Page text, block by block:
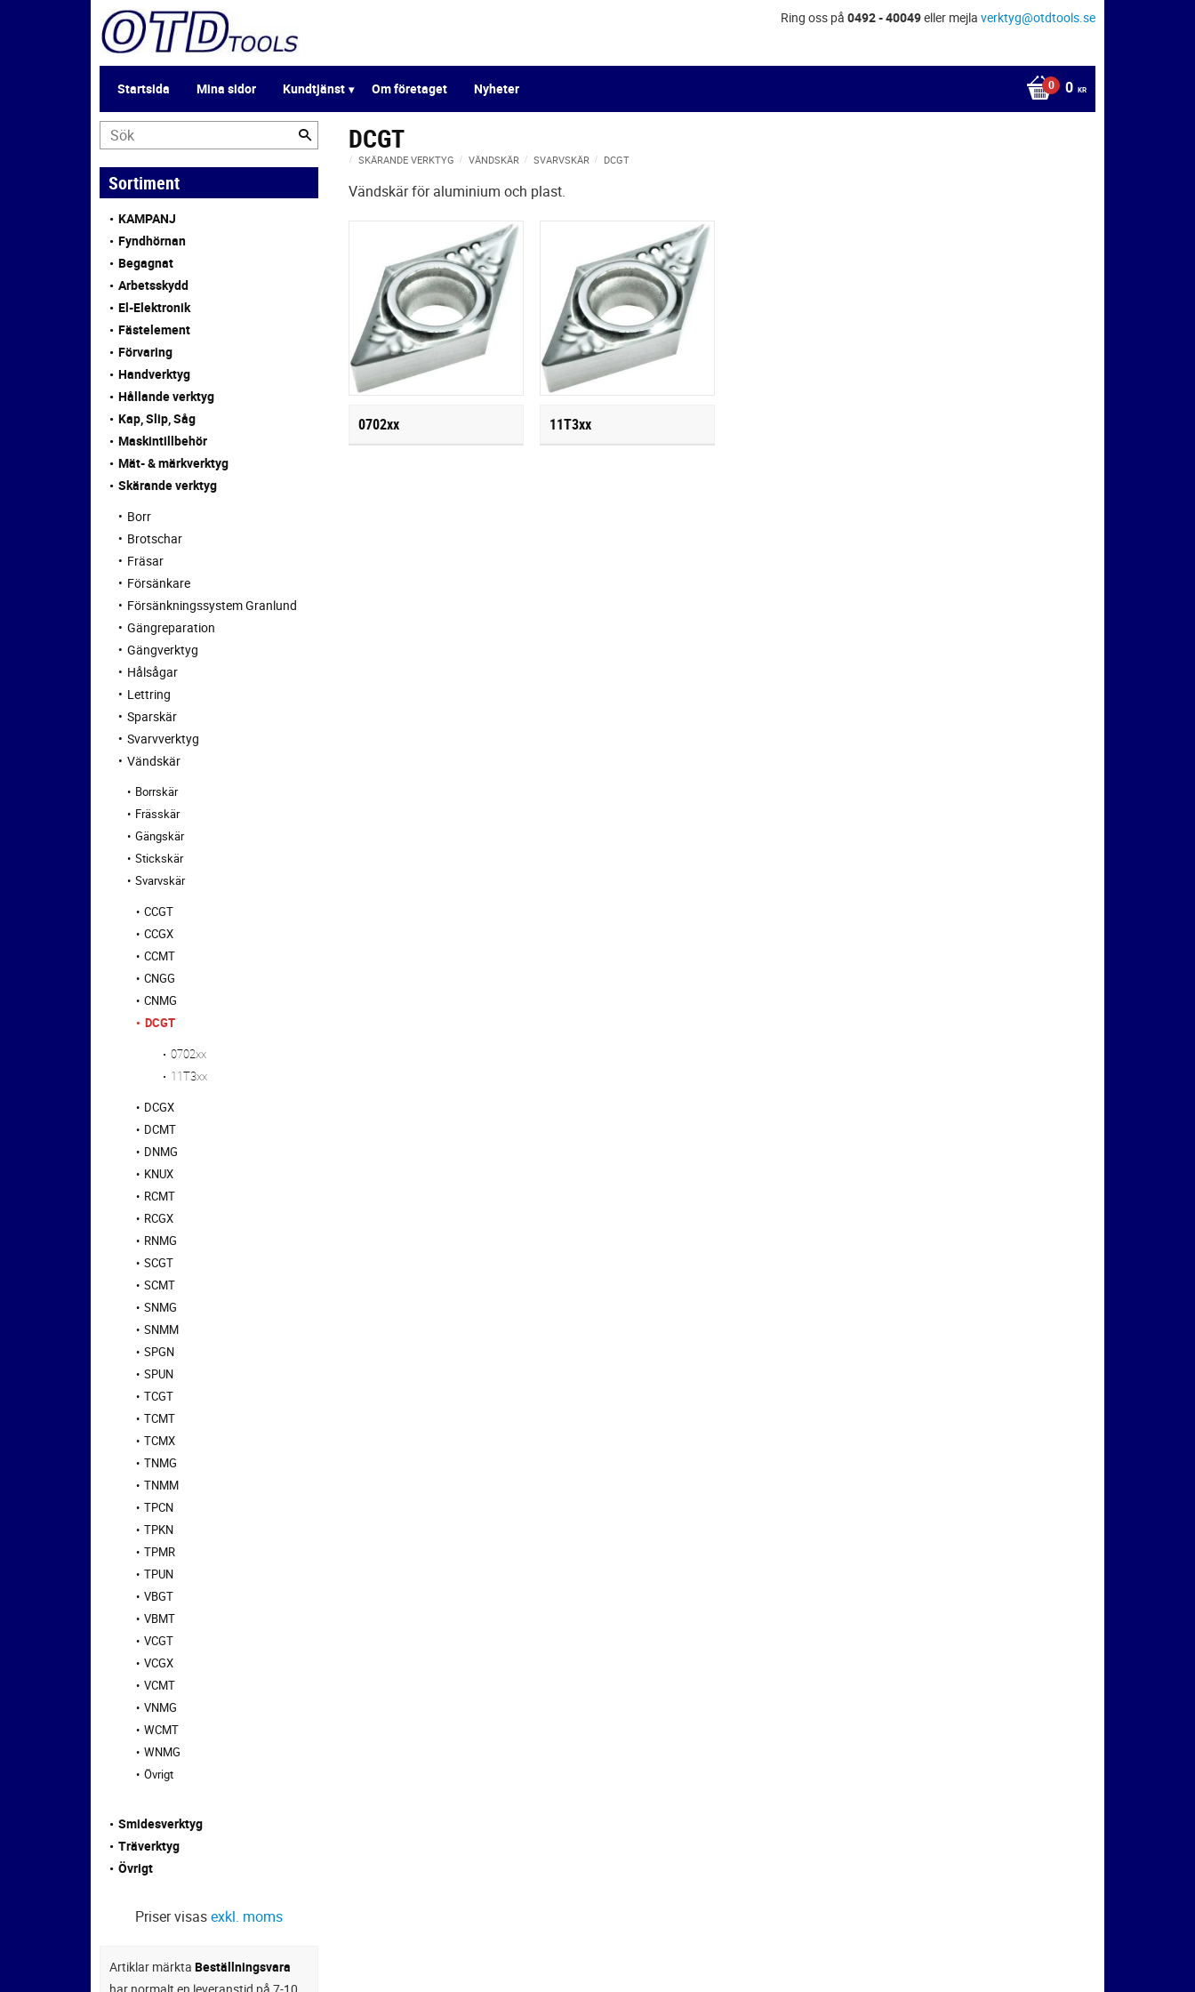
Ring oss på 0492 - 40049eller mejla verktyg@otdtools.se
Startsida Mina sidor Kundtjänst Om företaget Nyheter 0 KR
DCGT
SKÄRANDE VERKTYG VÄNDSKÄR SVARVSKÄR DCGT
Vändskär för aluminium och plast.
0702xx 11T3xx
Sortiment
KAMPANJ
Fyndhörnan
Begagnat
Arbetsskydd
El-Elektronik
Fästelement
Förvaring
Handverktyg
Hållande verktyg
Kap, Slip, Såg
Maskintillbehör
Mät- & märkverktyg
Skärande verktyg
Borr
Brotschar
Fräsar
Försänkare
Försänkningssystem Granlund
Gängreparation
Gängverktyg
Hålsågar
Lettring
Sparskär
Svarvverktyg
Vändskär
Borrskär
Frässkär
Gängskär
Stickskär
Svarvskär
CCGT
CCGX
CCMT
CNGG
CNMG
DCGT
0702xx
11T3xx
DCGX
DCMT
DNMG
KNUX
RCMT
RCGX
RNMG
SCGT
SCMT
SNMG
SNMM
SPGN
SPUN
TCGT
TCMT
TCMX
TNMG
TNMM
TPCN
TPKN
TPMR
TPUN
VBGT
VBMT
VCGT
VCGX
VCMT
VNMG
WCMT
WNMG
Övrigt
Smidesverktyg
Träverktyg
Övrigt
Priser visasexkl. moms
Artiklar märkta Beställningsvara
har normalt en leveranstid på 7-10